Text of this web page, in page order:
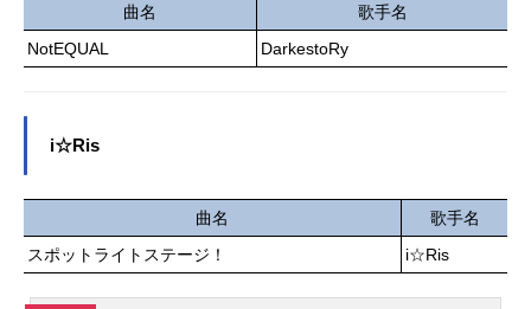
曲名
歌手名
NotEQUAL
DarkestoRy
i☆Ris
曲名
歌手名
スポットライトステージ！
i☆Ris